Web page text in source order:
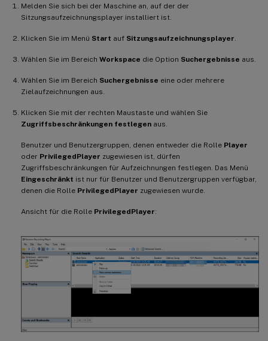
Melden Sie sich bei der Maschine an, auf der der
Sitzungsaufzeichnungsplayer installiert ist.
Klicken Sie im Menü Start auf Sitzungsaufzeichnungsplayer
Wählen Sie im Bereich Workspace die Option Suchergebnisse aus.
Wählen Sie im Bereich Suchergebnisse eine oder mehrere
Zielaufzeichnungen aus.
Klicken Sie mit der rechten Maustaste und wählen Sie
Zugriffsbeschränkungen festlegen aus.
Benutzer und Benutzergruppen, denen entweder die Rolle Player
oder PrivilegedPlayer zugewiesen ist, dürfen
Zugriffsbeschränkungen für Aufzeichnungen festlegen. Das Menü
Eingeschränkt ist nur für Benutzer und Benutzergruppen verfügbar,
denen die Rolle PrivilegedPlayer zugewiesen wurde.
Ansicht für die Rolle PrivilegedPlayer: